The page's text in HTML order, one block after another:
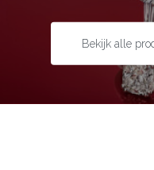
Bekijk alle